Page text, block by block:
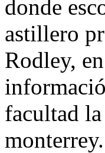
donde
astillero
Rodley,
facultad
monterrey.